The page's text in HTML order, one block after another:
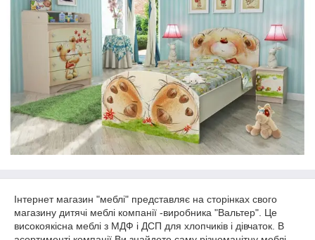
Інтернет магазин "меблі" представляє на сторінках свого
магазину дитячі меблі компанії -виробника "Вальтер". Це
високоякісна меблі з МДФ і ДСП для хлопчиків і дівчаток. В